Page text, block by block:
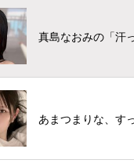
真島なおみの「汗
あまつまりな、す